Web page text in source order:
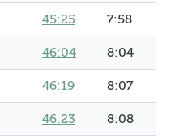
45:25 7:58
46:04 8:04
46:19 8:07
46:23 8:08